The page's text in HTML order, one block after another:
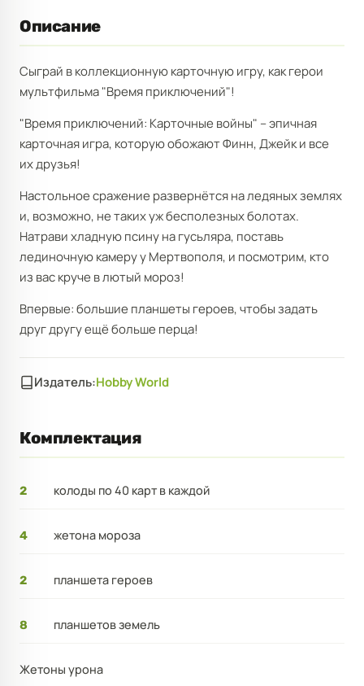
Описание
Сыграй в коллекционную карточную игру, как герои
мультфильма "Время приключений"!
"Время приключений: Карточные войны" – эпичная
карточная игра, которую обожают Финн, Джейк и все
их друзья!
Настольное сражение развернётся на ледяных землях
и, возможно, не таких уж бесполезных болотах.
Натрави хладную псину на гусьляра, поставь
лединочную камеру у Мертвополя, и посмотрим, кто
из вас круче в лютый мороз!
Впервые: большие планшеты героев, чтобы задать
друг другу ещё больше перца!
Издатель:Hobby World
Комплектация
2 колоды по 40 карт в каждой
4 жетона мороза
2 планшета героев
8 планшетов земель
Жетоны урона